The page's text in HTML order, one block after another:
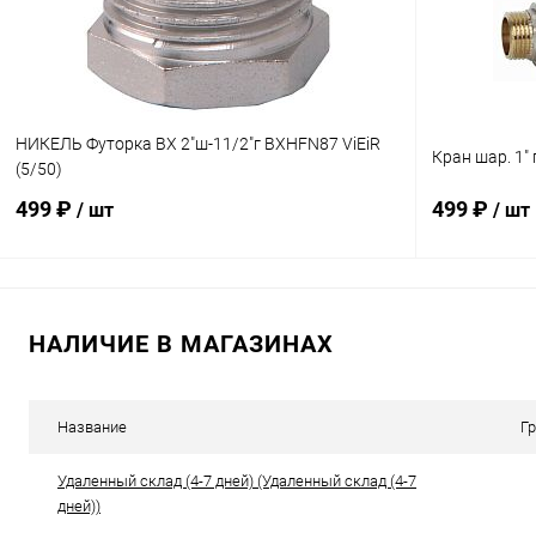
НИКЕЛЬ Футорка ВХ 2"ш-11/2"г BXHFN87 ViEiR
(5/50)
499 ₽ / шт
Кран шар. 1"
499 ₽ / шт
НАЛИЧИЕ В МАГАЗИНАХ
Название
Удаленный склад (4-7 дней) (Удаленный склад (4-7
дней))